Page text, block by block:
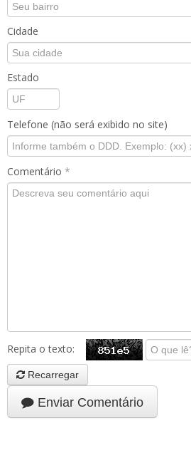
Cidade
Estado
Telefone (não será exibido no site)
Comentário *
Repita o texto:
Recarregar
Enviar Comentário